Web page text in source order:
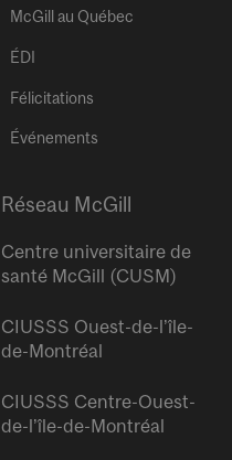
McGill au Québec
ÉDI
Félicitations
Événements
Réseau McGill
Centre universitaire de
santé McGill (CUSM)
CIUSSS Ouest-de-l’île-
de-Montréal
CIUSSS Centre-Ouest-
de-l’île-de-Montréal